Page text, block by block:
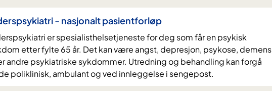
- nasjonalt pasientforløp
er spesialisthelsetjeneste for deg som får en psykisk
etter fylte 65 år. Det kan være angst, depresjon, psykose, demens
andre psykiatriske sykdommer. Utredning og behandling kan forgå
poliklinisk, ambulant og ved innleggelse i sengepost.